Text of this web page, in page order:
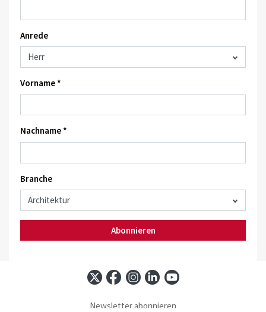
Anrede
Vorname *
Nachname *
Branche
Abonnieren
Newsletter abonnieren